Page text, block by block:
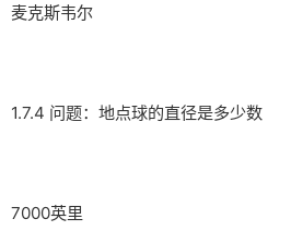
麦克斯韦尔
1.7.4 问题：地点球的直径是多少数
7000英里